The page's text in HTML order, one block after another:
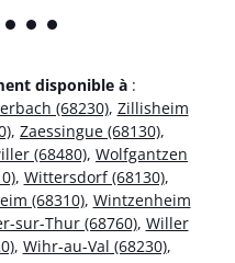
disponible à :
(68230), Zillisheim
, Zaessingue (68130),
(68480), Wolfgantzen
, Wittersdorf (68130),
(68310), Wintzenheim
sur-Thur (68760), Willer
, Wihr-au-Val (68230),